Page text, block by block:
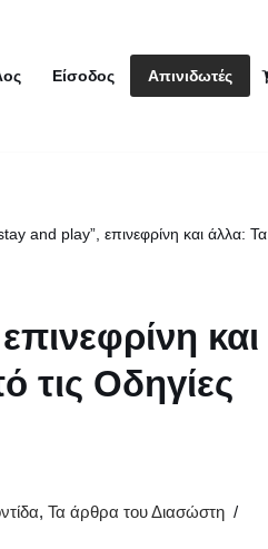
Είσοδος Απινιδωτές
and play”, επινεφρίνη και άλλα: Τα
και
τις Οδηγίες
, Τα άρθρα του Διασώστη